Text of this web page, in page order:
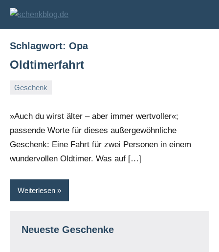
Zum
Inhalt
und
Geschenkideen
Schlagwort: Opa
Oldtimerfahrt
Geschenk
2009
»Auch du wirst älter – aber immer wertvoller«;
passende Worte für dieses außergewöhnliche
Geschenk: Eine Fahrt für zwei Personen in einem
wundervollen Oldtimer. Was auf […]
Weiterlesen
Neueste Geschenke